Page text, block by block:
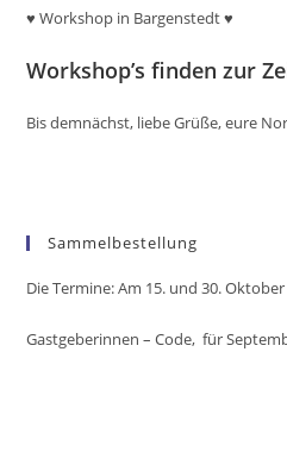
♥ Workshop in Bargenstedt♥
Workshop’s finden zur
Bis demnächst, liebe Grüße, eure
Sammelbestellung
Die Termine: Am 15. und 30.
Gastgeberinnen – Code, für